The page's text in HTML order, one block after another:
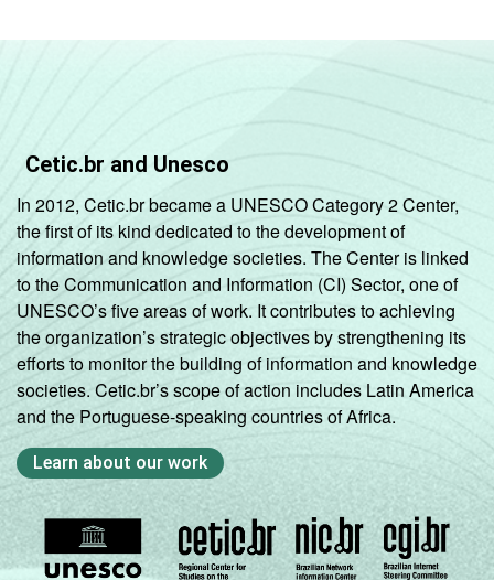
Fonte: CGI.br/NIC.br, Centro Regional de
brasileiro - TIC Governo Eletrônico 2023.
Cetic.br and Unesco
In 2012, Cetic.br became a UNESCO Category 2 Center,
the first of its kind dedicated to the development of
information and knowledge societies. The Center is linked
to the Communication and Information (CI) Sector, one of
UNESCO’s five areas of work. It contributes to achieving
the organization’s strategic objectives by strengthening its
efforts to monitor the building of information and knowledge
societies. Cetic.br’s scope of action includes Latin America
and the Portuguese-speaking countries of Africa.
Learn about our work